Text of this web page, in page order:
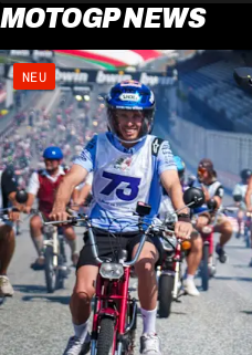
MOTOGP NEWS
NEU